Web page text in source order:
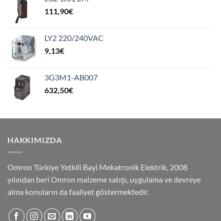
111,90€
LY2 220/240VAC
9,13€
3G3M1-AB007
632,50€
HAKKIMIZDA
Omron Türkiye Yetkili Bayi Mekatronik Elektrik, 2008
yılından beri Omron malzeme satışı, uygulama ve devreye
alma konuların da faaliyet göstermektedir.